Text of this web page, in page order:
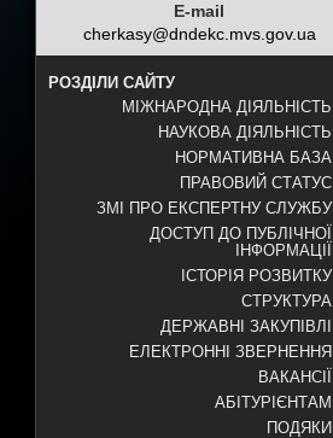
E-mail
cherkasy@dndekc.mvs.gov.ua
РОЗДІЛИ САЙТУ
МІЖНАРОДНА ДІЯЛЬНІСТЬ
НАУКОВА ДІЯЛЬНІСТЬ
НОРМАТИВНА БАЗА
ПРАВОВИЙ СТАТУС
ЗМІ ПРО ЕКСПЕРТНУ СЛУЖБУ
ДОСТУП ДО ПУБЛІЧНОЇ
ІНФОРМАЦІЇ
ІСТОРІЯ РОЗВИТКУ
СТРУКТУРА
ДЕРЖАВНІ ЗАКУПІВЛІ
ЕЛЕКТРОННІ ЗВЕРНЕННЯ
ВАКАНСІЇ
АБІТУРІЄНТАМ
ПОДЯКИ